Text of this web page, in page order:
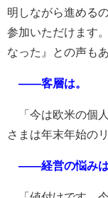
明しながら進める
参加いただけます
なった』との声も
――客層は。
「今は欧米の個
さまは年末年始の
――経営の悩みは